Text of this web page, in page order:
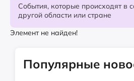
События, которые происходят в
другой области или стране
Элемент не найден!
Популярные